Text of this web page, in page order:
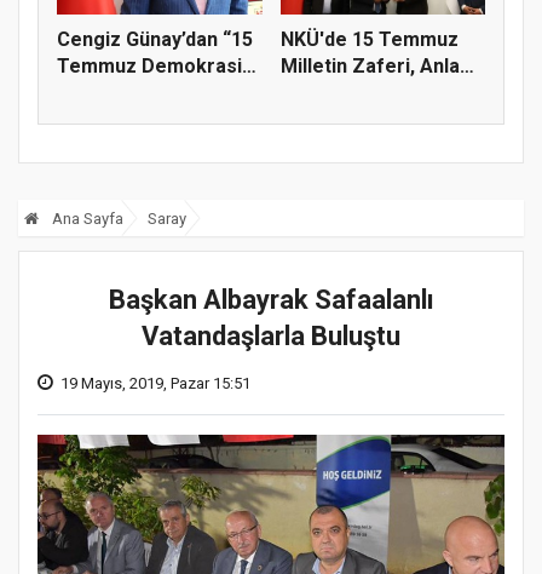
Cengiz Günay’dan “15
Temmuz Demokrasi
NKÜ'de 15 Temmuz
Milletin Zaferi, Anlam
Ana Sayfa Saray
Başkan Albayrak Safaalanlı
Vatandaşlarla Buluştu
19 Mayıs, 2019, Pazar 15:51